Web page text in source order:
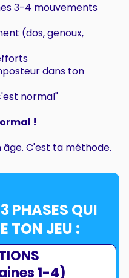
3-4 mouvements
(dos, genoux,
dans ton
normal"
!
C'est ta méthode.
PHASES QUI
TON JEU :
1-4)